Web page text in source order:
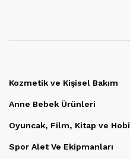
Kozmetik ve Kişisel Bakım
Anne Bebek Ürünleri
Oyuncak, Film, Kitap ve Hobi
Spor Alet Ve Ekipmanları